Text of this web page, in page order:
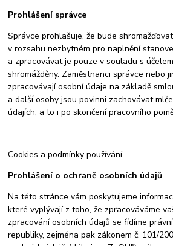
Prohlášení správce
Správce prohlašuje, že bude
v rozsahu nezbytném pro naplnění
a zpracovávat je pouze v souladu s
shromážděny. Zaměstnanci správce nebo
zpracovávají osobní údaje na základě
a další osoby jsou povinni zachovávat
údajích, a to i po skončení pracovního
Cookies a podmínky používání
Prohlášení o ochraně osobních údajů
Na této stránce vám poskytujeme
které vyplývají z toho, že zpracováváme
zpracování osobních údajů se řídíme
republiky, zejména pak zákonem č. 101/